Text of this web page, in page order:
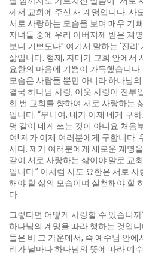
께서 교회에 주신 새 계명입니다. 사
서로 사랑하는 모습을 보며 매우 기
자녀들 중에 우리 아버지께 받은 계
보니 기쁘도다” 여기서 말하는 ‘진리
삶입니다. 형제, 자매가 교회 안에서
요한의 마음에 기쁨이 가득했습니다
모습은 사람들 뿐만 아니라 하나님
결국 하나님 사랑, 이웃 사랑이 전부
한 번 교회를 향하여 서로 사랑하는
입니다. “부녀여, 내가 이제 네게 구
명 같이 네게 쓰는 것이 아니요 처음
여! 제가 이제 여러분에게 구합니다.
시다. 제가 여러분에게 새로운 계명
같이 서로 사랑하는 삶이야 말로 교
입니다.” 이처럼 사도 요한은 서로
해야 할 삶의 모습이며 실천해야 할
다.
그렇다면 어떻게 사랑할 수 있습니
하나님의 계명을 따라 행하는 것입
들은 바 그 가운데서, 즉 예수님 안
리가 날마다 하나님의 뜻에 따라 예